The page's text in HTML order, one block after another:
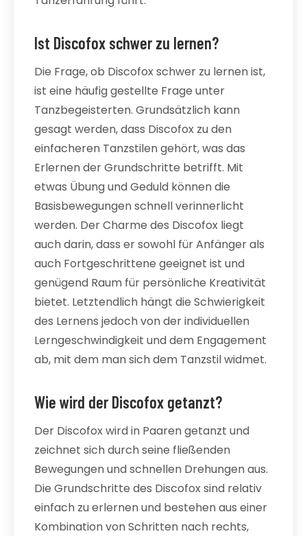
Ist Discofox schwer zu lernen?
Die Frage, ob Discofox schwer zu lernen ist,
ist eine häufig gestellte Frage unter
Tanzbegeisterten. Grundsätzlich kann
gesagt werden, dass Discofox zu den
einfacheren Tanzstilen gehört, was das
Erlernen der Grundschritte betrifft. Mit
etwas Übung und Geduld können die
Basisbewegungen schnell verinnerlicht
werden. Der Charme des Discofox liegt
auch darin, dass er sowohl für Anfänger als
auch Fortgeschrittene geeignet ist und
genügend Raum für persönliche Kreativität
bietet. Letztendlich hängt die Schwierigkeit
des Lernens jedoch von der individuellen
Lerngeschwindigkeit und dem Engagement
ab, mit dem man sich dem Tanzstil widmet.
Wie wird der Discofox getanzt?
Der Discofox wird in Paaren getanzt und
zeichnet sich durch seine fließenden
Bewegungen und schnellen Drehungen aus.
Die Grundschritte des Discofox sind relativ
einfach zu erlernen und bestehen aus einer
Kombination von Schritten nach rechts,